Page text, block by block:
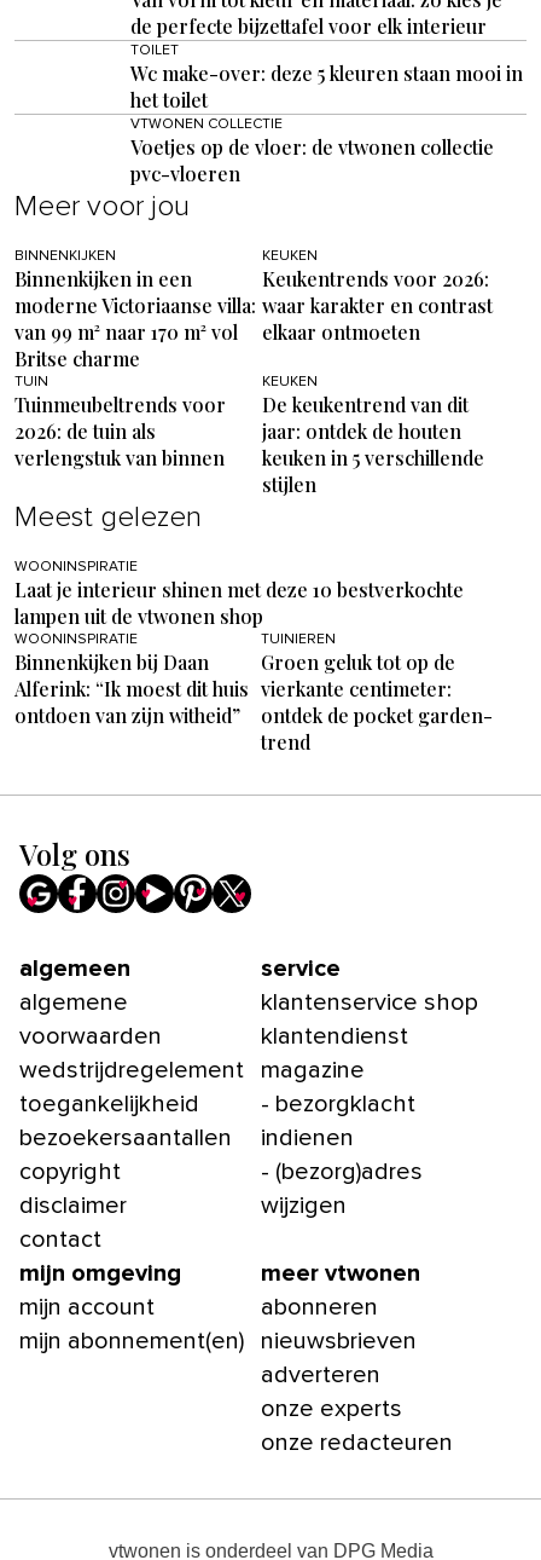
de perfecte bijzettafel voor elk interieur
TOILET
Wc make-over: deze 5 kleuren staan mooi in
het toilet
VTWONEN COLLECTIE
Voetjes op de vloer: de vtwonen collectie
pvc-vloeren
Meer voor jou
BINNENKIJKEN
Binnenkijken in een
moderne Victoriaanse villa:
van 99 m² naar 170 m² vol
Britse charme
KEUKEN
Keukentrends voor 2026:
waar karakter en contrast
elkaar ontmoeten
TUIN
Tuinmeubeltrends voor
2026: de tuin als
verlengstuk van binnen
KEUKEN
De keukentrend van dit
jaar: ontdek de houten
keuken in 5 verschillende
stijlen
Meest gelezen
WOONINSPIRATIE
Laat je interieur shinen met deze 10 bestverkochte
lampen uit de vtwonen shop
WOONINSPIRATIE
Binnenkijken bij Daan
Alferink: “Ik moest dit huis
ontdoen van zijn witheid”
TUINIEREN
Groen geluk tot op de
vierkante centimeter:
ontdek de pocket garden-
trend
Volg ons
algemeen
algemene
voorwaarden
wedstrijdregelement
toegankelijkheid
bezoekersaantallen
copyright
disclaimer
contact
service
klantenservice shop
klantendienst
magazine
- bezorgklacht
indienen
- (bezorg)adres
wijzigen
mijn omgeving
mijn account
mijn abonnement(en)
meer vtwonen
abonneren
nieuwsbrieven
adverteren
onze experts
onze redacteuren
vtwonen is onderdeel van DPG Media